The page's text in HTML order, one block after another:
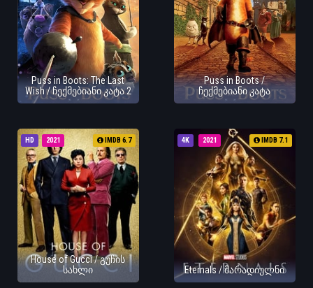
Puss in Boots: The Last
Wish / ჩექმებიანი კატა 2
Puss in Boots /
ჩექმებიანი კატა
HD 2021 IMDB 6.7
House of Gucci / გუჩის
სახლი
4K 2021 IMDB 7.1
Eternals / მარადიულნი